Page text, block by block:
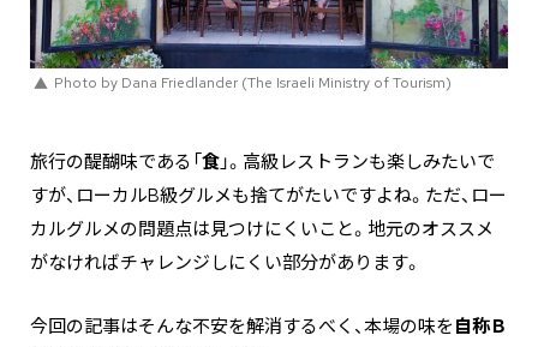
Photo by Dana Friedlander (The Israeli Ministry of Tourism)
旅行の醍醐味である「食」。高級レストランも楽しみたいで
すが、ローカルB級グルメも捨てがたいですよね。ただ、ロー
カルグルメの問題点は見つけにくいこと。地元のオススメ
がなければチャレンジしにくい部分があります。
今回の記事はそんな不安を解消するべく、本場の味を 自称Ｂ